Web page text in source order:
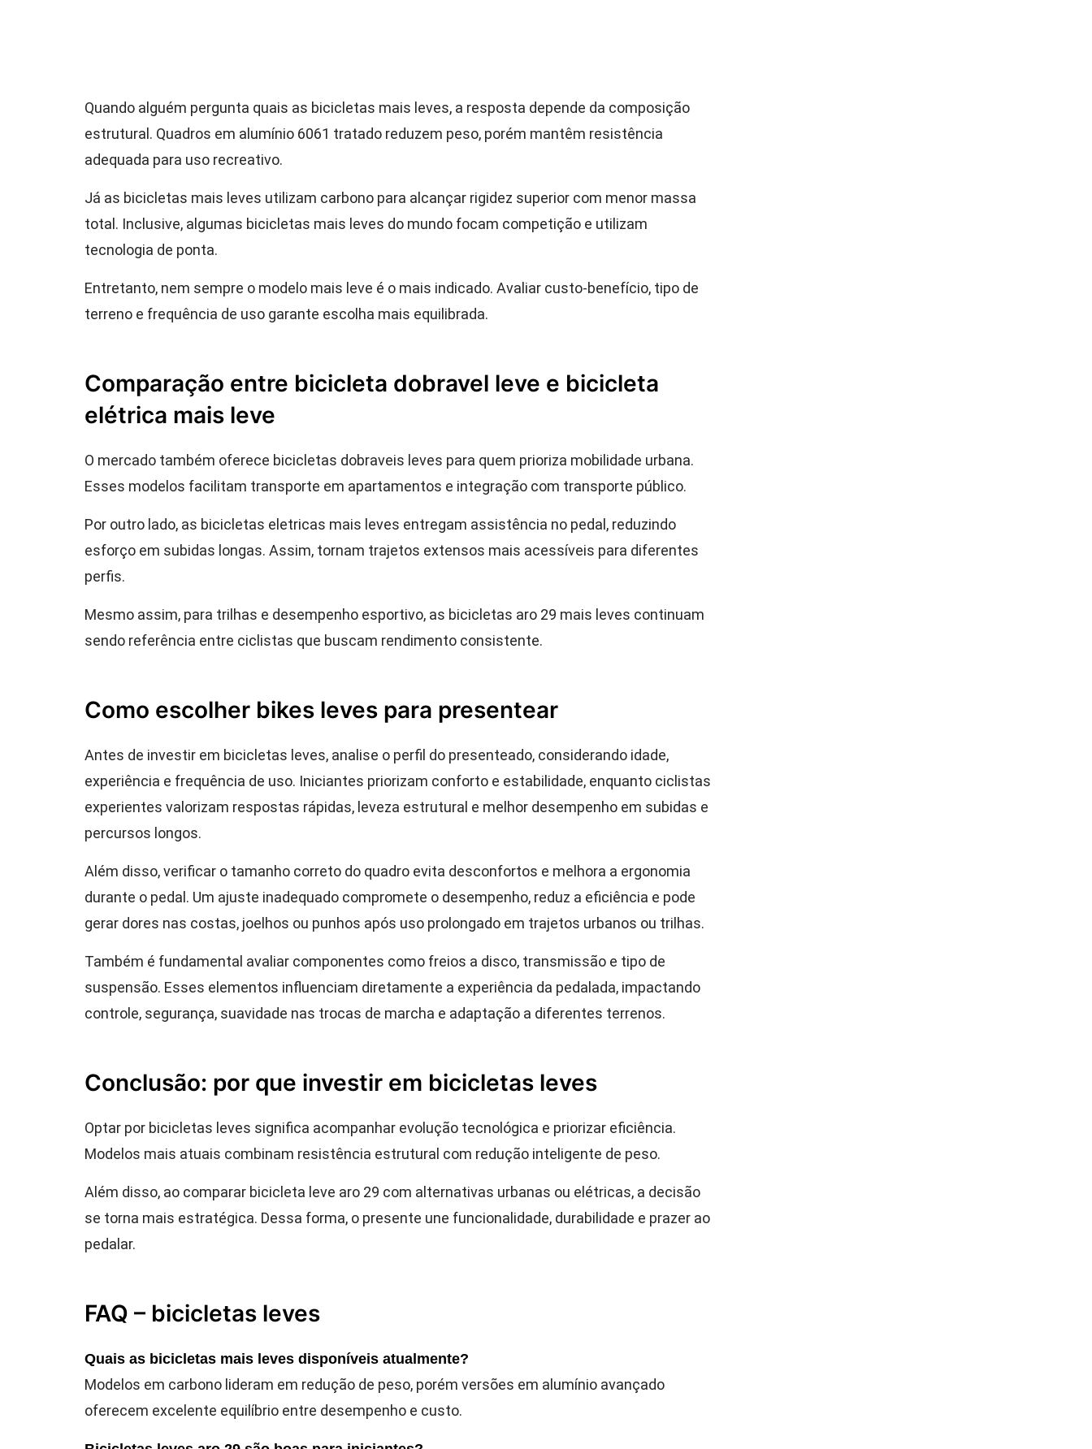
Quando alguém pergunta quais as bicicletas mais leves, a resposta depende da composição
estrutural. Quadros em alumínio 6061 tratado reduzem peso, porém mantêm resistência
adequada para uso recreativo.
Já as bicicletas mais leves utilizam carbono para alcançar rigidez superior com menor massa
total. Inclusive, algumas bicicletas mais leves do mundo focam competição e utilizam
tecnologia de ponta.
Entretanto, nem sempre o modelo mais leve é o mais indicado. Avaliar custo-benefício, tipo de
terreno e frequência de uso garante escolha mais equilibrada.
Comparação entre bicicleta dobravel leve e bicicleta
elétrica mais leve
O mercado também oferece bicicletas dobraveis leves para quem prioriza mobilidade urbana.
Esses modelos facilitam transporte em apartamentos e integração com transporte público.
Por outro lado, as bicicletas eletricas mais leves entregam assistência no pedal, reduzindo
esforço em subidas longas. Assim, tornam trajetos extensos mais acessíveis para diferentes
perfis.
Mesmo assim, para trilhas e desempenho esportivo, as bicicletas aro 29 mais leves continuam
sendo referência entre ciclistas que buscam rendimento consistente.
Como escolher bikes leves para presentear
Antes de investir em bicicletas leves, analise o perfil do presenteado, considerando idade,
experiência e frequência de uso. Iniciantes priorizam conforto e estabilidade, enquanto ciclistas
experientes valorizam respostas rápidas, leveza estrutural e melhor desempenho em subidas e
percursos longos.
Além disso, verificar o tamanho correto do quadro evita desconfortos e melhora a ergonomia
durante o pedal. Um ajuste inadequado compromete o desempenho, reduz a eficiência e pode
gerar dores nas costas, joelhos ou punhos após uso prolongado em trajetos urbanos ou trilhas.
Também é fundamental avaliar componentes como freios a disco, transmissão e tipo de
suspensão. Esses elementos influenciam diretamente a experiência da pedalada, impactando
controle, segurança, suavidade nas trocas de marcha e adaptação a diferentes terrenos.
Conclusão: por que investir em bicicletas leves
Optar por bicicletas leves significa acompanhar evolução tecnológica e priorizar eficiência.
Modelos mais atuais combinam resistência estrutural com redução inteligente de peso.
Além disso, ao comparar bicicleta leve aro 29 com alternativas urbanas ou elétricas, a decisão
se torna mais estratégica. Dessa forma, o presente une funcionalidade, durabilidade e prazer ao
pedalar.
FAQ – bicicletas leves
Quais as bicicletas mais leves disponíveis atualmente?
Modelos em carbono lideram em redução de peso, porém versões em alumínio avançado
oferecem excelente equilíbrio entre desempenho e custo.